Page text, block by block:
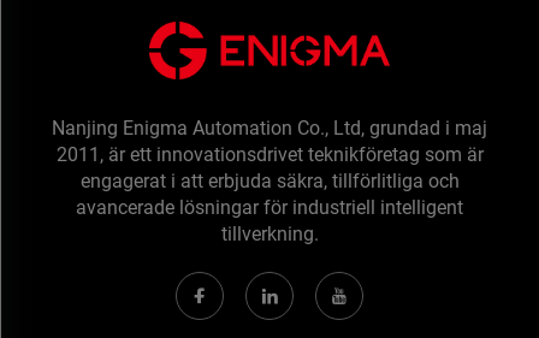
Nanjing Enigma Automation Co., Ltd, grundad i maj
2011, är ett innovationsdrivet teknikföretag som är
engagerat i att erbjuda säkra, tillförlitliga och
avancerade lösningar för industriell intelligent
tillverkning.